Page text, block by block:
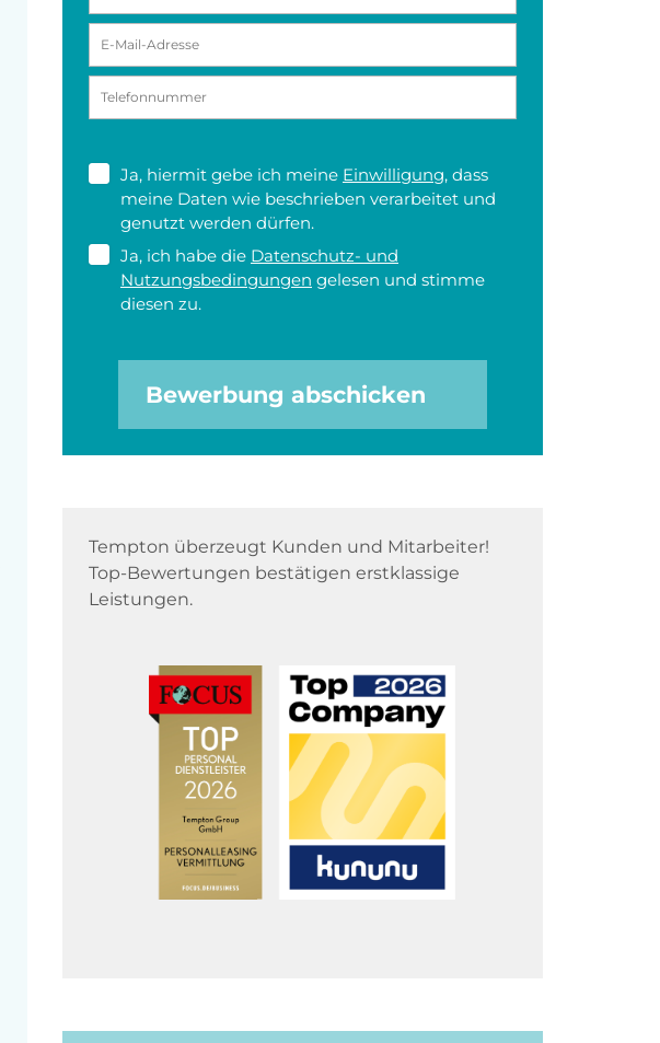
Ja, hiermit gebe ich meine Einwilligung, dass
meine Daten wie beschrieben verarbeitet und
genutzt werden dürfen.
Ja, ich habe die Datenschutz- und
Nutzungsbedingungen gelesen und stimme
diesen zu.
Bewerbung abschicken
Tempton überzeugt Kunden und Mitarbeiter!
Top-Bewertungen bestätigen erstklassige
Leistungen.